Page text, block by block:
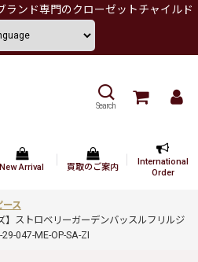
ランド専門のクローゼットチャイルド
Search
New Arrival 買取のご案内
International
Order
ース
ストロベリーガーデンバッスルフリルジ
047-ME-OP-SA-ZI